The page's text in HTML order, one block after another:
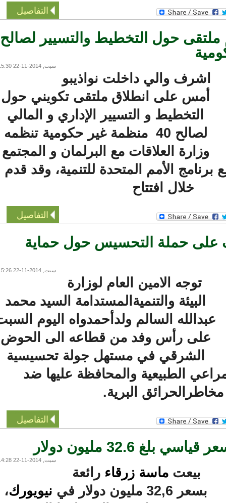
التفاصيل
حول التخطيط والتسيير لصالح
سبت, 2014-11-22 15:30
اشرف والي داخلت نواذيبو
أمس على انطلاق ملتقى تكويني حول
التخطيط و التسيير الإداري و المالي
لصالح 40 منظمة غير حكومية تنظمه
وزارة العلاقات مع البرلمان و المجتمع
الأمم المتحدة للتنمية، وقد قدم
خلال افتتاح
التفاصيل
حملة التحسيس حول حماية
سبت, 2014-11-22 15:26
توجه الامين العام لوزارة
البيئة والتنميةالمستدامة السيد محمد
السالم ولدأحمدواه اليوم السبت
على رأس وفد من قطاعه الى الحوض
الشرقي في مستهل جولة تحسيسية
الطبيعية والمحافظة عليها ضد
البرية.
التفاصيل
32.6 مليون دولار
سبت, 2014-11-22 14:28
بيعتماسة زرقاءرائعة
بسعر 32,6 مليون دولار في
نيويورك ،